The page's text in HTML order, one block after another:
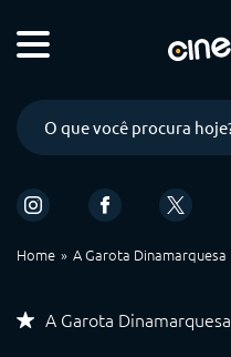
Home A Garota Dinamarquesa
A Garota Dinamarquesa